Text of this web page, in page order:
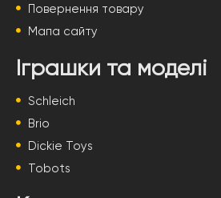
Повернення товару
Мапа сайту
Іграшки та моделі
Schleich
Brio
Dickie Toys
Tobots